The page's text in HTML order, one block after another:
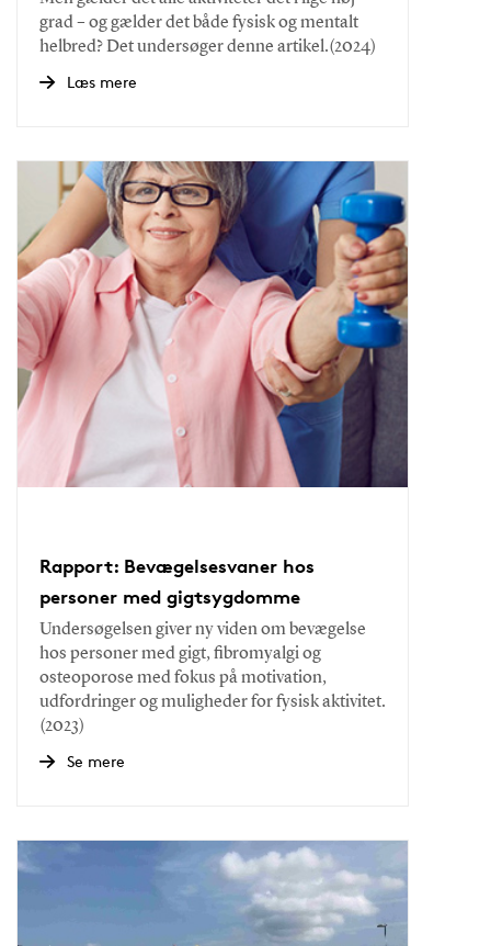
grad – og gælder det både fysisk og mentalt
helbred? Det undersøger denne artikel.(2024)
Læs mere
Rapport: Bevægelsesvaner hos
personer med gigtsygdomme
Undersøgelsen giver ny viden om bevægelse
hos personer med gigt, fibromyalgi og
osteoporose med fokus på motivation,
udfordringer og muligheder for fysisk aktivitet.
(2023)
Se mere